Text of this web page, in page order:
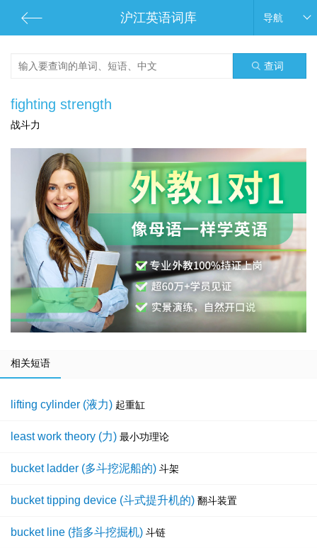
沪江英语词库 导航
查词
fighting strength
战斗力
相关短语
lifting cylinder (液力) 起重缸
least work theory (力) 最小功理论
bucket ladder (多斗挖泥船的) 斗架
bucket tipping device (斗式提升机的) 翻斗装置
bucket line (指多斗挖掘机) 斗链